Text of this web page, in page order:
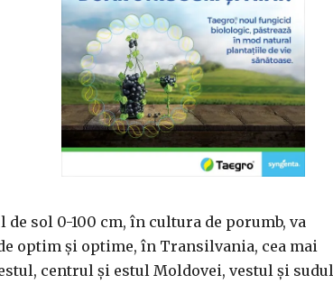
sol 0-100 cm, în cultura de porumb, va
optim şi optime, în Transilvania, cea mai
centrul şi estul Moldovei, vestul şi sudul